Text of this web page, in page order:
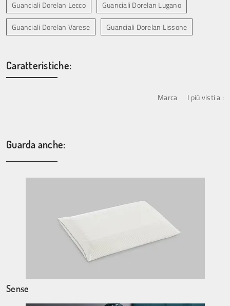
Guanciali Dorelan Lecco Guanciali Dorelan Lugano
Guanciali Dorelan Varese Guanciali Dorelan Lissone
Caratteristiche:
Marca I più visti a :
Guarda anche:
Sense